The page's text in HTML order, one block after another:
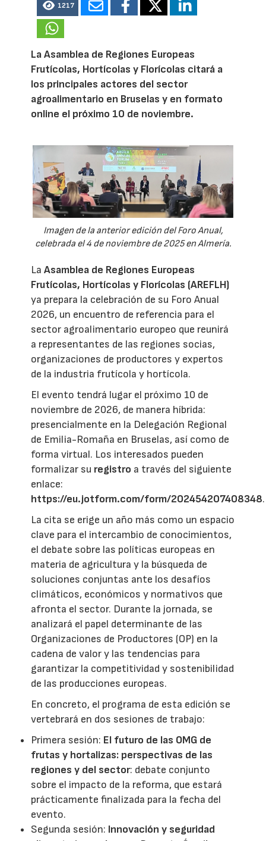
1217
La Asamblea de Regiones Europeas
Frutícolas, Hortícolas y Florícolas citará a
los principales actores del sector
agroalimentario en Bruselas y en formato
online el próximo 10 de noviembre.
Imagen de la anterior edición del Foro Anual,
celebrada el 4 de noviembre de 2025 en Almería.
LaAsamblea de Regiones Europeas
Frutícolas, Hortícolas y Florícolas (AREFLH)
ya prepara la celebración de su Foro Anual
2026, un encuentro de referencia para el
sector agroalimentario europeo que reunirá
a representantes de las regiones socias,
organizaciones de productores y expertos
de la industria frutícola y hortícola.
El evento tendrá lugar el próximo 10 de
noviembre de 2026, de manera híbrida:
presencialmente en la Delegación Regional
de Emilia-Romaña en Bruselas, así como de
forma virtual. Los interesados pueden
formalizar su registro a través del siguiente
enlace:
https://eu.jotform.com/form/202454207408348.
La cita se erige un año más como un espacio
clave para el intercambio de conocimientos,
el debate sobre las políticas europeas en
materia de agricultura y la búsqueda de
soluciones conjuntas ante los desafíos
climáticos, económicos y normativos que
afronta el sector. Durante la jornada, se
analizará el papel determinante de las
Organizaciones de Productores (OP) en la
cadena de valor y las tendencias para
garantizar la competitividad y sostenibilidad
de las producciones europeas.
En concreto, el programa de esta edición se
vertebrará en dos sesiones de trabajo:
Primera sesión: El futuro de las OMG de
frutas y hortalizas: perspectivas de las
regiones y del sector: debate conjunto
sobre el impacto de la reforma, que estará
prácticamente finalizada para la fecha del
evento.
Segunda sesión: Innovación y seguridad